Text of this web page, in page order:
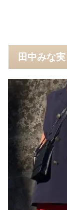
田中みな